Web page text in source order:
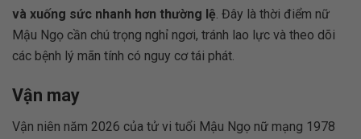
và xuống sức nhanh hơn thường lệ . Đây là thời điểm nữ
Mậu Ngọ cần chú trọng nghỉ ngơi, tránh lao lực và theo dõi
các bệnh lý mãn tính có nguy cơ tái phát.
Vận may
Vận niên năm 2026 của tử vi tuổi Mậu Ngọ nữ mạng 1978